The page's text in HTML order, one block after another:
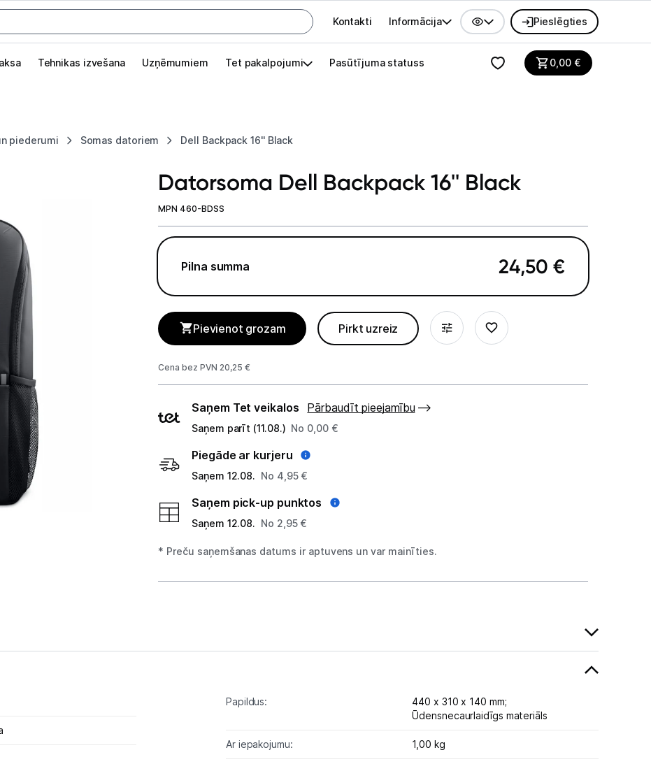
Galvenes izvēlne
Kontakti Informācija Pieslēgties
Tehnikas izvešana Uzņēmumiem Tet pakalpojumi Pasūtījuma statuss 0,00€
piederumi Somas datoriem Dell Backpack 16'' Black
Pieslēgties
GAMING pasaule >
Portatīvie datori un piederumi
Portatīvie dzesētāji
lapā.
Datorsoma Dell Backpack 16'' Black
MPN 460-BDSS
Pilna summa 24,50 €
Pievienot grozam Pirkt uzreiz
Cena bez PVN 20,25 €
Piegādes
veidi
Saņem Tet veikalos Pārbaudīt pieejamību
Saņem parīt (11.08.) No 0,00 €
Piegāde ar kurjeru
Saņem 12.08. No 4,95 €
Saņem pick-up punktos
Saņem 12.08. No 2,95 €
* Preču saņemšanas datums ir aptuvens un var mainīties.
Papildus:
440 x 310 x 140 mm;
Ūdensnecaurlaidīgs materiāls
Ar iepakojumu: 1,00 kg